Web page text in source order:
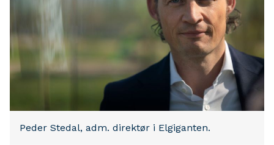
Peder Stedal, adm. direktør i Elgiganten.